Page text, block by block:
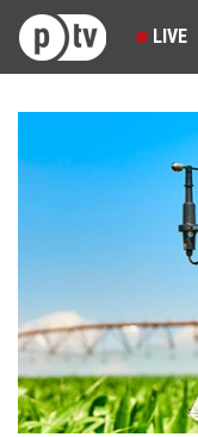
LIVE